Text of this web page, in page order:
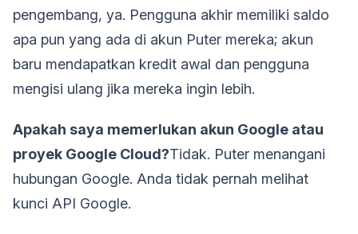
pengembang, ya. Pengguna akhir memiliki saldo
apa pun yang ada di akun Puter mereka; akun
baru mendapatkan kredit awal dan pengguna
mengisi ulang jika mereka ingin lebih.
Apakah saya memerlukan akun Google atau
proyek Google Cloud?Tidak. Puter menangani
hubungan Google. Anda tidak pernah melihat
kunci API Google.